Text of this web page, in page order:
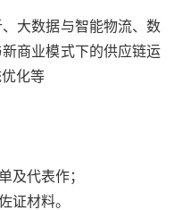
大数据与智能物流、数
商业模式下的供应链运
化等
及代表作；
证材料。